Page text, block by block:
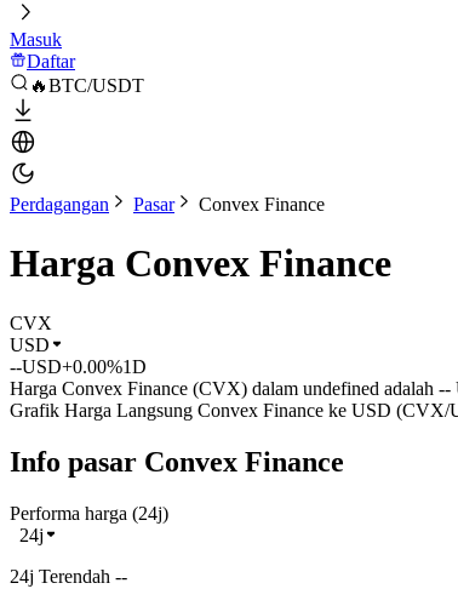
Masuk
Daftar
🔥BTC/USDT
Perdagangan Pasar Convex Finance
Harga Convex Finance
CVX
USD
--USD+0.00%1D
Harga Convex Finance (CVX) dalam undefined adalah
Grafik Harga Langsung Convex Finance ke USD (CVX/
Info pasar Convex Finance
Performa harga (24j)
24j
24j Terendah --